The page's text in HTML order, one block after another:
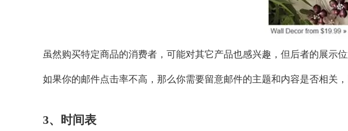
虽然购买特定商品的消费者，可能对其它产品也感兴趣，但后者的展示
如果你的邮件点击率不高，那么你需要留意邮件的主题和内容是否相关
3、时间表